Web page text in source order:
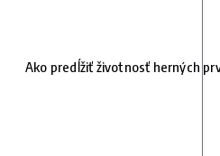
Ako predĺžiť životnosť herných